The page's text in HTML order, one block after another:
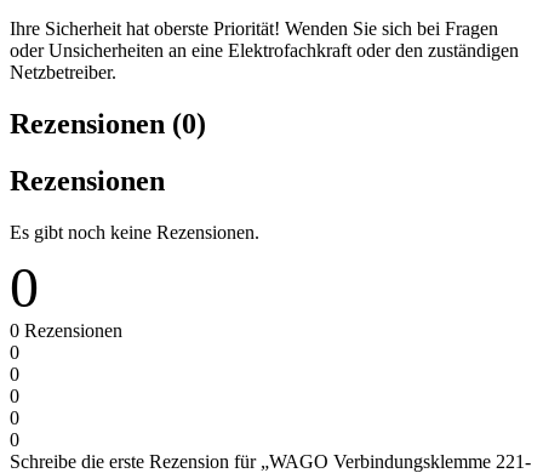
Ihre Sicherheit hat oberste Priorität! Wenden Sie sich bei Fragen
oder Unsicherheiten an eine Elektrofachkraft oder den zuständigen
Netzbetreiber.
Rezensionen (0)
Rezensionen
Es gibt noch keine Rezensionen.
0
0 Rezensionen
0
0
0
0
0
Schreibe die erste Rezension für „WAGO Verbindungsklemme 221-